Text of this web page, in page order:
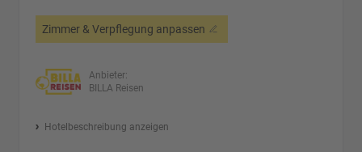
Zimmer & Verpflegung anpassen
Anbieter:
BILLA Reisen
Hotelbeschreibung anzeigen